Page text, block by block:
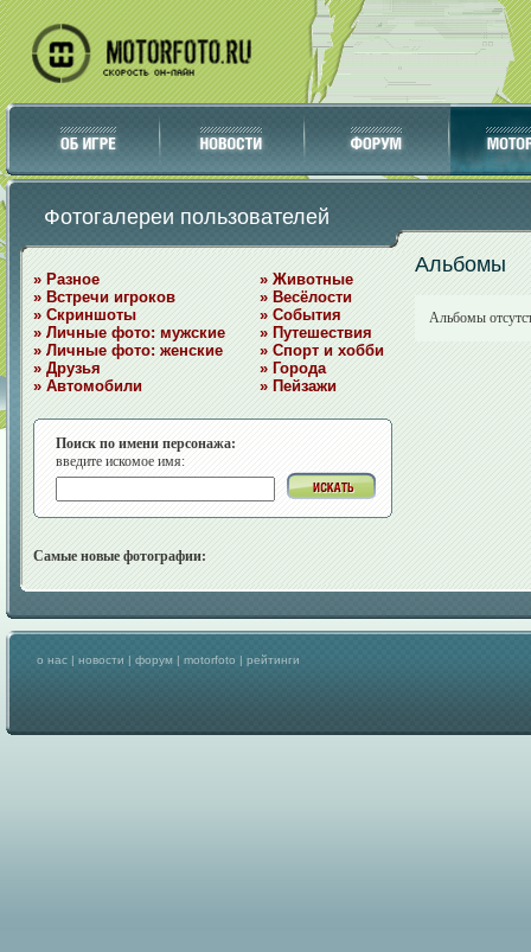
Фотогалереи пользователей
» Разное
» Встречи игроков
» Скриншоты
» Личные фото: мужские
» Личные фото: женские
» Друзья
» Автомобили
» Животные
» Весёлости
» События
» Путешествия
» Спорт и хобби
» Города
» Пейзажи
Поиск по имени персонажа:
введите искомое имя:
Самые новые фотографии:
Альбомы
Альбомы
о нас | новости | форум | motorfoto | рейтинги